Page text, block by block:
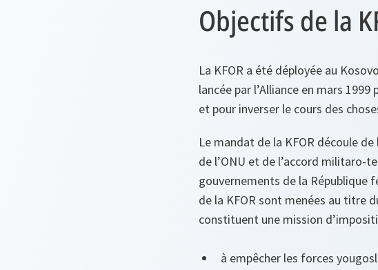
Objectifs de la
La KFOR a été déployée au
lancée par l’Alliance en mars
et pour inverser le cours des
Le mandat de la KFOR découle
de l’ONU et de l’accord militaro-
gouvernements de la République
de la KFOR sont menées au titre
constituent une mission
à empêcher les forces